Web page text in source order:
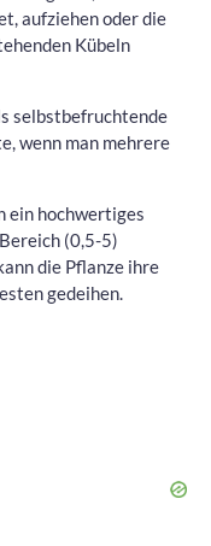
aufziehen oder die
Kübeln
selbstbefruchtende
wenn man mehrere
ein hochwertiges
(0,5-5)
die Pflanze ihre
gedeihen.